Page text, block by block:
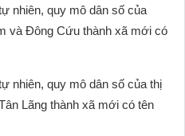
nhiên, quy mô dân số của
và Đông Cứu thành xã mới có
nhiên, quy mô dân số của thị
Lãng thành xã mới có tên